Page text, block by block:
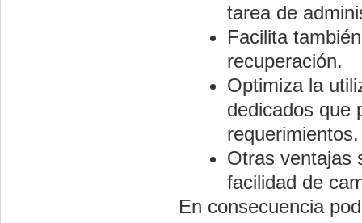
tarea de
Facilita
recuperación.
Optimiza la
dedicados que
requerimientos.
Otras ventajas
facilidad de
En consecuencia